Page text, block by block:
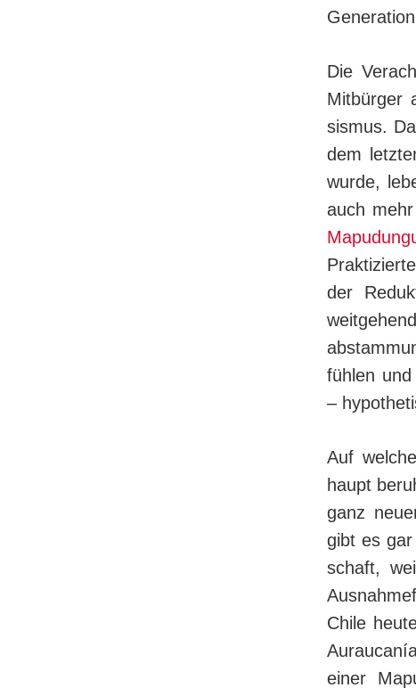
Die
Mit­bür­ger
sis­mus.
dem
wurde,
auch
der
fühlen
–
Auf
haupt
ganz
gibt es
schaft,
Chile
einer